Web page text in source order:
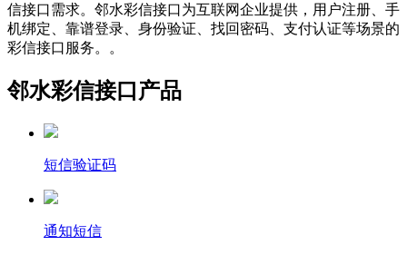
信接口需求。邻水彩信接口为互联网企业提供，用户注册、手
机绑定、靠谱登录、身份验证、找回密码、支付认证等场景的
彩信接口服务。。
邻水彩信接口产品
短信验证码
通知短信